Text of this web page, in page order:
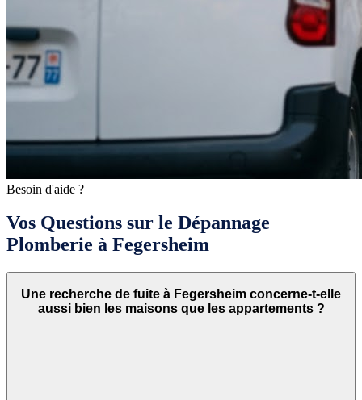
Besoin d'aide ?
Vos Questions sur le Dépannage
Plomberie à Fegersheim
Une recherche de fuite à Fegersheim concerne-t-elle
aussi bien les maisons que les appartements ?